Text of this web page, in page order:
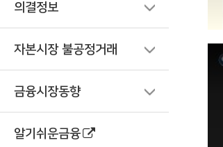
의결정보
자본시장 불공정거래
금융시장동향
알기쉬운금융